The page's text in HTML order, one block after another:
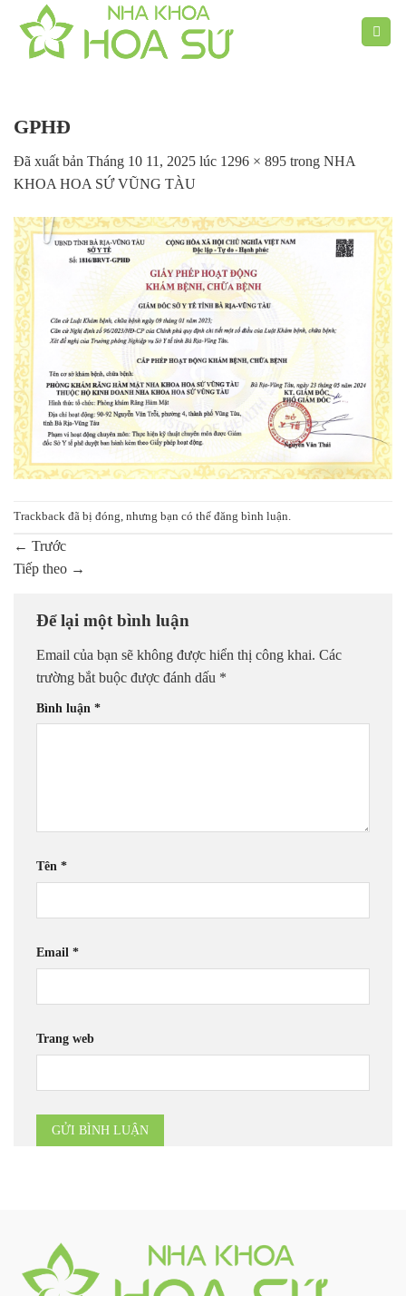
Chuyển
GPHĐ
Đã xuất bản Tháng 10 11, 2025 lúc 1296 × 895 trong NHA
KHOA HOA SỨ VŨNG TÀU
Trackback đã bị đóng, nhưng bạn có thể đăng bình luận.
← Trước
Tiếp theo →
Để lại một bình luận
Email của bạn sẽ không được hiển thị công khai. Các
trường bắt buộc được đánh dấu *
Bình luận *
Tên *
Email *
Trang web